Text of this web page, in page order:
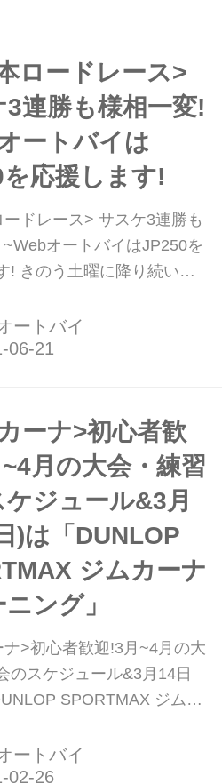
いたい」という関東地区の
思いから始まったもの。新
ュ(株)が主催す...
ロードレース>
3連勝も様相一変!
ートバイは
応援します!
ドレース> サスケ3連勝も
オートバイはJP250を
! きのう土曜に降り続いた
ンディションで行なわれた
ドレース筑波大会・Day2。
せる陽気、そのままがんが
がって、日中の最高気温は
ー...
ートバイ
ーナ>初心者歓
月の大会・練習
ジュール&3月
)は「DUNLOP
ジムカーナ
ニング」
ナ>初心者歓迎!3月~4月の大
のスケジュール&3月14日
SPORTMAX ジムカ
SPORTMAX ジムカ
ニング」 「DUNLOP・月
ートバイ